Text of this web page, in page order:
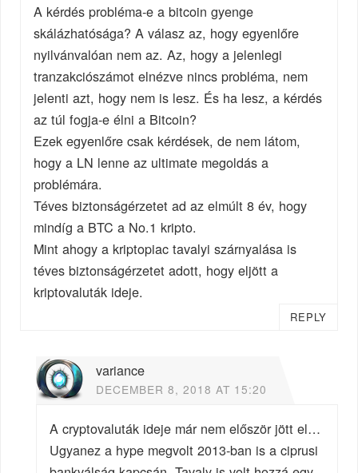
A kérdés probléma-e a bitcoin gyenge
skálázhatósága? A válasz az, hogy egyenlőre
nyilvánvalóan nem az. Az, hogy a jelenlegi
tranzakciószámot elnézve nincs probléma, nem
jelenti azt, hogy nem is lesz. És ha lesz, a kérdés
az túl fogja-e élni a Bitcoin?
Ezek egyenlőre csak kérdések, de nem látom,
hogy a LN lenne az ultimate megoldás a
problémára.
Téves biztonságérzetet ad az elmúlt 8 év, hogy
mindíg a BTC a No.1 kripto.
Mint ahogy a kriptopiac tavalyi szárnyalása is
téves biztonságérzetet adott, hogy eljött a
kriptovaluták ideje.
REPLY
variance
DECEMBER 8, 2018 AT 15:20
A cryptovaluták ideje már nem először jött el…
Ugyanez a hype megvolt 2013-ban is a ciprusi